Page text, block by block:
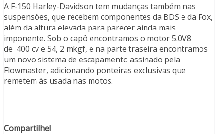
A F-150 Harley-Davidson tem mudanças também nas
suspensões, que recebem componentes da BDS e da Fox,
além da altura elevada para parecer ainda mais
imponente. Sob o capô encontramos o motor 5.0V8
de 400 cv e 54, 2 mkgf, e na parte traseira encontramos
um novo sistema de escapamento assinado pela
Flowmaster, adicionando ponteiras exclusivas que
remetem às usada nas motos.
Compartilhe!